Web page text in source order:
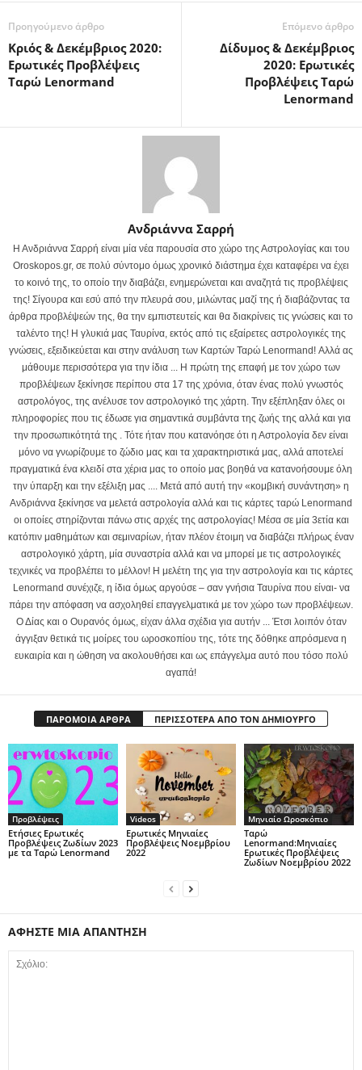
Προηγούμενο άρθρο
Κριός & Δεκέμβριος 2020:
Ερωτικές Προβλέψεις
Ταρώ Lenormand
Επόμενο άρθρο
Δίδυμος & Δεκέμβριος
2020: Ερωτικές
Προβλέψεις Ταρώ
Lenormand
Ανδριάννα Σαρρή
Η Ανδριάννα Σαρρή είναι μία νέα παρουσία στο χώρο της Αστρολογίας και του
Oroskopos.gr, σε πολύ σύντομο όμως χρονικό διάστημα έχει καταφέρει να έχει
το κοινό της, το οποίο την διαβάζει, ενημερώνεται και αναζητά τις προβλέψεις
της! Σίγουρα και εσύ από την πλευρά σου, μιλώντας μαζί της ή διαβάζοντας τα
άρθρα προβλέψεών της, θα την εμπιστευτείς και θα διακρίνεις τις γνώσεις και το
ταλέντο της! Η γλυκιά μας Ταυρίνα, εκτός από τις εξαίρετες αστρολογικές της
γνώσεις, εξειδικεύεται και στην ανάλυση των Καρτών Ταρώ Lenormand! Αλλά ας
μάθουμε περισσότερα για την ίδια ... Η πρώτη της επαφή με τον χώρο των
προβλέψεων ξεκίνησε περίπου στα 17 της χρόνια, όταν ένας πολύ γνωστός
αστρολόγος, της ανέλυσε τον αστρολογικό της χάρτη. Την εξέπληξαν όλες οι
πληροφορίες που τις έδωσε για σημαντικά συμβάντα της ζωής της αλλά και για
την προσωπικότητά της . Τότε ήταν που κατανόησε ότι η Αστρολογία δεν είναι
μόνο να γνωρίζουμε το ζώδιο μας και τα χαρακτηριστικά μας, αλλά αποτελεί
πραγματικά ένα κλειδί στα χέρια μας το οποίο μας βοηθά να κατανοήσουμε όλη
την ύπαρξη και την εξέλιξη μας .... Μετά από αυτή την «κομβική συνάντηση» η
Ανδριάννα ξεκίνησε να μελετά αστρολογία αλλά και τις κάρτες ταρώ Lenormand
οι οποίες στηρίζονται πάνω στις αρχές της αστρολογίας! Μέσα σε μία 3ετία και
κατόπιν μαθημάτων και σεμιναρίων, ήταν πλέον έτοιμη να διαβάζει πλήρως έναν
αστρολογικό χάρτη, μία συναστρία αλλά και να μπορεί με τις αστρολογικές
τεχνικές να προβλέπει το μέλλον! Η μελέτη της για την αστρολογία και τις κάρτες
Lenormand συνέχιζε, η ίδια όμως αργούσε – σαν γνήσια Ταυρίνα που είναι- να
πάρει την απόφαση να ασχοληθεί επαγγελματικά με τον χώρο των προβλέψεων.
Ο Δίας και ο Ουρανός όμως, είχαν άλλα σχέδια για αυτήν ... Έτσι λοιπόν όταν
άγγιξαν θετικά τις μοίρες του ωροσκοπίου της, τότε της δόθηκε απρόσμενα η
ευκαιρία και η ώθηση να ακολουθήσει και ως επάγγελμα αυτό που τόσο πολύ
αγαπά!
ΠΑΡΟΜΟΙΑ ΑΡΘΡΑ ΠΕΡΙΣΣΟΤΕΡΑ ΑΠΟ ΤΟΝ ΔΗΜΙΟΥΡΓΟ
Προβλέψεις
Ετήσιες Ερωτικές
Προβλέψεις Ζωδίων 2023
με τα Ταρώ Lenormand
Videos
Ερωτικές Μηνιαίες
Προβλέψεις Νοεμβρίου
2022
Μηνιαίο Ωροσκόπιο
Ταρώ
Lenormand:Μηνιαίες
Ερωτικές Προβλέψεις
Ζωδίων Νοεμβρίου 2022
ΑΦΗΣΤΕ ΜΙΑ ΑΠΑΝΤΗΣΗ